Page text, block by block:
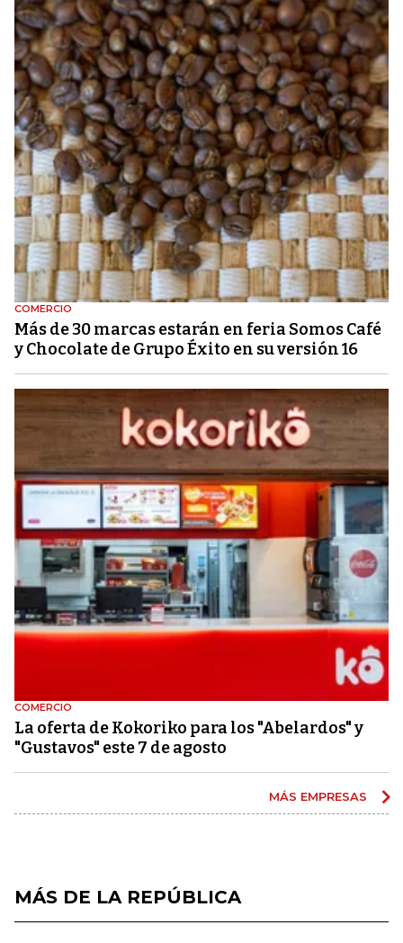
COMERCIO
Más de 30 marcas estarán en feria Somos Café
y Chocolate de Grupo Éxito en su versión 16
COMERCIO
La oferta de Kokoriko para los "Abelardos" y
"Gustavos" este 7 de agosto
MÁS EMPRESAS
MÁS DE LA REPÚBLICA